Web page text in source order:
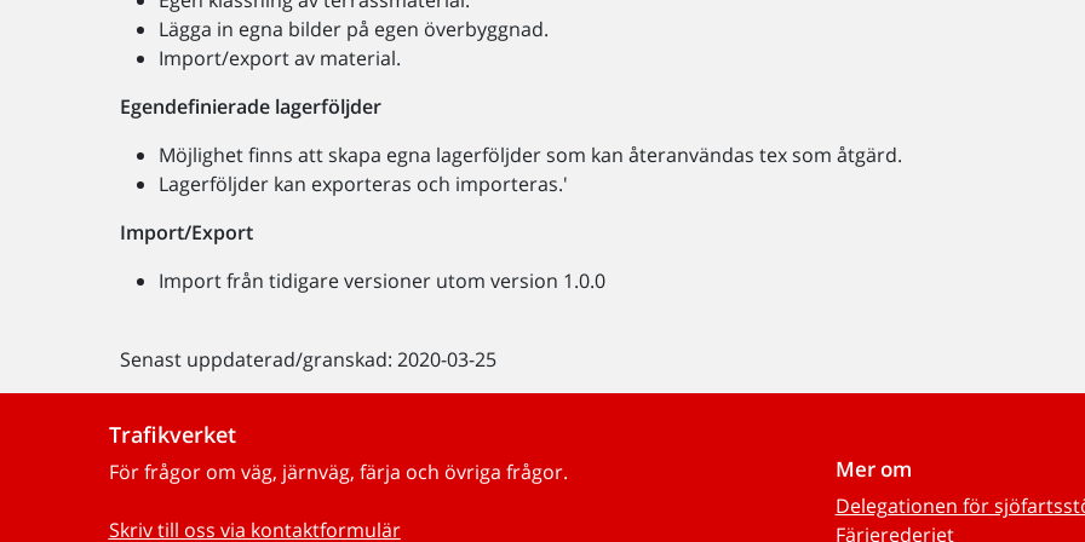
Lägga in egna bilder på egen överbyggnad.
Import/export av material.
Egendefinierade lagerföljder
Möjlighet finns att skapa egna lagerföljder som kan återanvändas tex som åtgärd.
Lagerföljder kan exporteras och importeras.'
Import/Export
Import från tidigare versioner utom version 1.0.0
Senast uppdaterad/granskad: 2020-03-25
Trafikverket
För frågor om väg, järnväg, färja och övriga frågor.
Skriv till oss via kontaktformulär
Mer om
Delegationen för
Färjerederiet